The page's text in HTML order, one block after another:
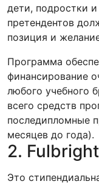
дети, подростки
претендентов
позиция и
Программа
финансирование
любого учебного
всего средств
последипломные
месяцев до года).
2.
Это